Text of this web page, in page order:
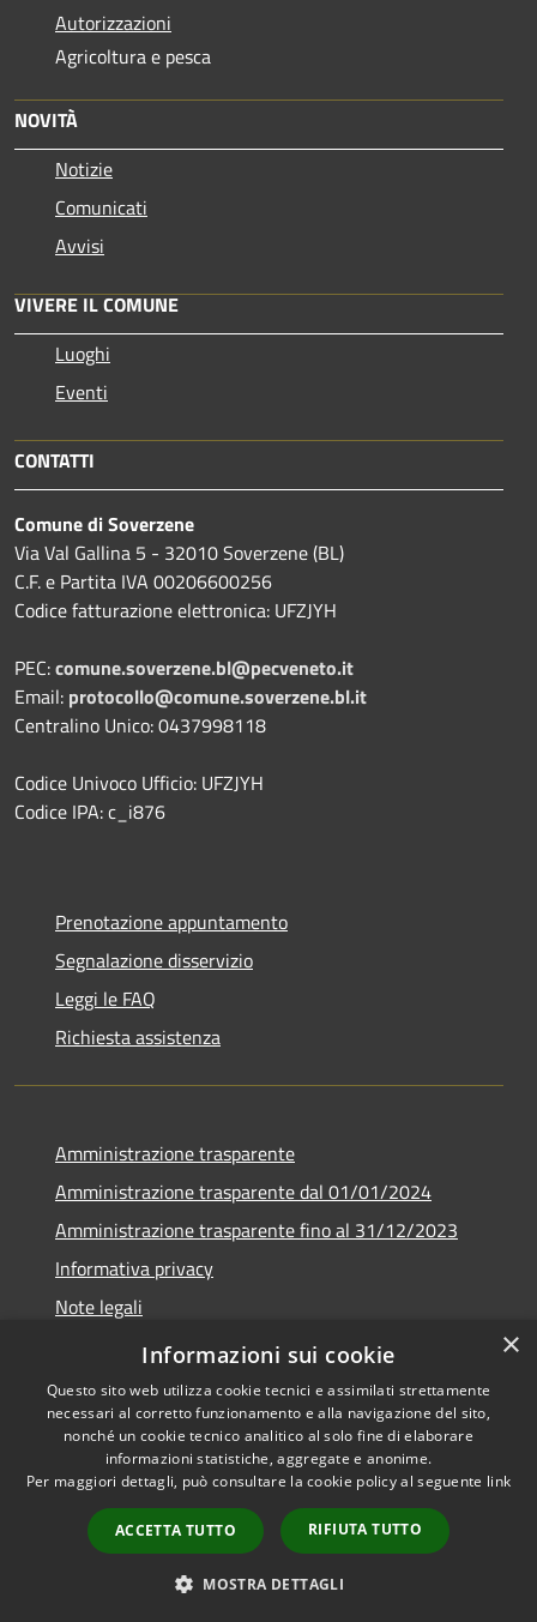
Autorizzazioni
Agricoltura e pesca
NOVITÀ
Notizie
Comunicati
Avvisi
VIVERE IL COMUNE
Luoghi
Eventi
CONTATTI
Comune di Soverzene
Via Val Gallina 5 - 32010 Soverzene (BL)
C.F. e Partita IVA 00206600256
Codice fatturazione elettronica: UFZJYH
PEC:comune.soverzene.bl@pecveneto.it
Email: protocollo@comune.soverzene.bl.it
Centralino Unico: 0437998118
Codice Univoco Ufficio: UFZJYH
Codice IPA: c_i876
Prenotazione appuntamento
Segnalazione disservizio
Leggi le FAQ
Richiesta assistenza
Amministrazione trasparente
Amministrazione trasparente dal 01/01/2024
Amministrazione trasparente fino al 31/12/2023
Informativa privacy
Note legali
Dichiarazione di accessibilità
Accessibilità
Copyright © 2026 • Comune di
Soverzene • Powered by
Municipium•
Accesso
redazione
×
Informazioni sui cookie
Questo sito web utilizza cookie tecnici e assimilati strettamente
necessari al corretto funzionamento e alla navigazione del sito,
nonché un cookie tecnico analitico al solo fine di elaborare
informazioni statistiche, aggregate e anonime.
Per maggiori dettagli, può consultare la cookie policy al seguente link
ACCETTA TUTTO RIFIUTA TUTTO
MOSTRA DETTAGLI